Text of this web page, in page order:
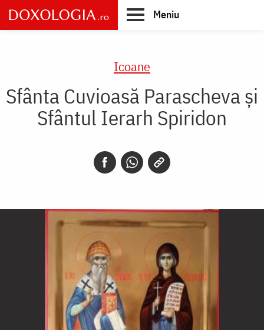
Skip
to
main
Meniu
Icoane
Sfânta Cuvioasă Parascheva și
Sfântul Ierarh Spiridon